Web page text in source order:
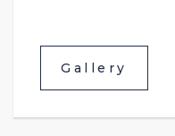
Gallery